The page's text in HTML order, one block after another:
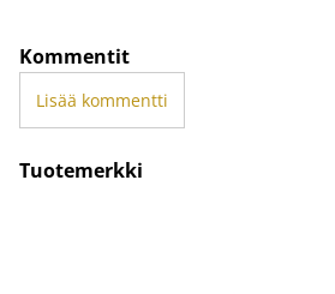
Kommentit
Lisää kommentti
Tuotemerkki